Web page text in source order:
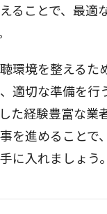
ることで、最適
環境を整えるた
適切な準備を行
た経験豊富な業
を進めることで
に入れましょう。